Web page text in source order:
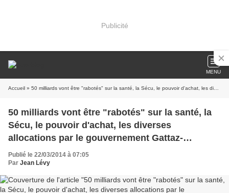
Publicité
MENU
Accueil » 50 milliards vont être "rabotés" sur la santé, la Sécu, le pouvoir d'achat, les diverses allocations par le gouvernement Gattaz-Hollande...après ls élections !
50 milliards vont être "rabotés" sur la santé, la
Sécu, le pouvoir d'achat, les diverses
allocations par le gouvernement Gattaz-
Hollande...après ls élections !
Publié le 22/03/2014 à 07:05
Par Jean Lévy